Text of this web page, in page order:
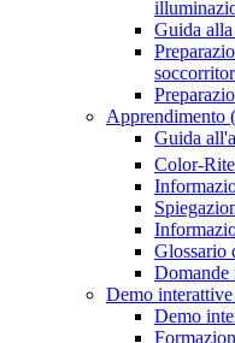
Guida
Apprendimento
Guida
Color-
Glossario
Domande
Demo
Demo